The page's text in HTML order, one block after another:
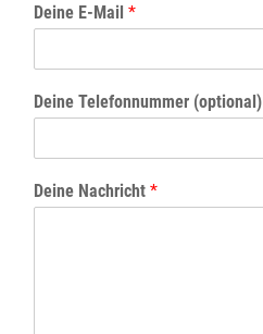
Deine E-Mail *
Deine Telefonnummer (optional)
Deine Nachricht *